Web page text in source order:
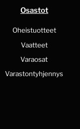
Osastot
Oheistuotteet
Vaatteet
Varaosat
Varastontyhjennys